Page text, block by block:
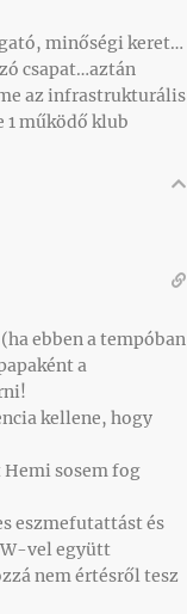
minőségi keret…
csapat…aztán
az infrastrukturális
1 működő klub
ebben a tempóban
a
kellene, hogy
Hemi sosem fog
eszmefutattást és
vel együtt
nem értésről tesz